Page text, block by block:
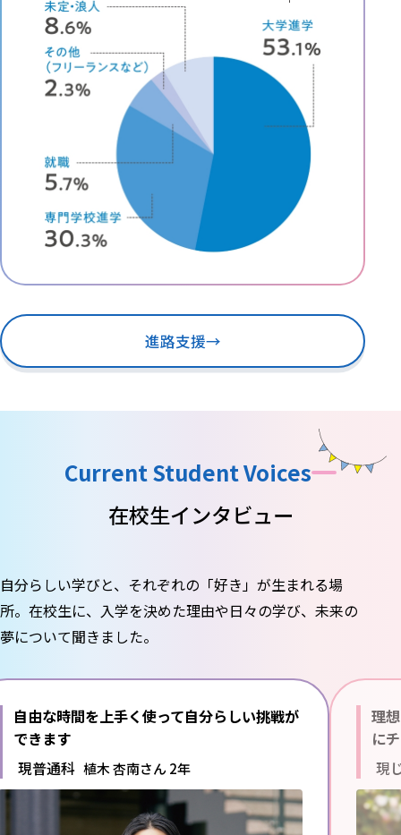
進路支援→
Current Student Voices
在校生インタビュー
自分らしい学びと、それぞれの「好き」が生まれる場
所。 在校生に、入学を決めた理由や日々の学び、未来の
夢について聞きました。
自由な時間を上手く使って自分らしい挑戦が
できます
現普通科 植木 杏南さん 2年
理
に
現